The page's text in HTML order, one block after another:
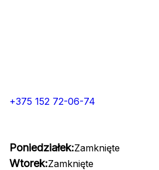
+375 152 72-06-74
Poniedziałek:Zamknięte
Wtorek:Zamknięte